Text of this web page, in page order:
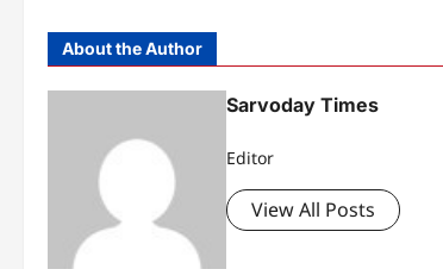
About the Author
Sarvoday Times
Editor
View All Posts